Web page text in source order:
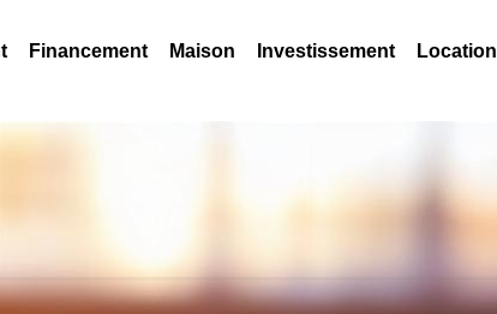
Financement Maison Investissement Location